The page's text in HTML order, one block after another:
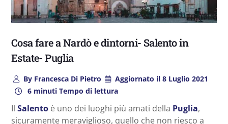
Cosa fare a Nardò e dintorni- Salento in
Estate- Puglia
ByFrancesca Di Pietro Aggiornato il 8 Luglio 2021
6 minuti Tempo di lettura
Il Salento è uno dei luoghi più amati della Puglia,
sicuramente meraviglioso, quello che non riesco a